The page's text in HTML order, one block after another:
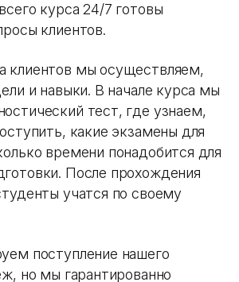
курса 24/7 готовы
клиентов.
клиентов мы осуществляем,
и навыки. В начале курса мы
тест, где узнаем,
какие экзамены для
времени понадобится для
После прохождения
учатся по своему
поступление нашего
но мы гарантированно